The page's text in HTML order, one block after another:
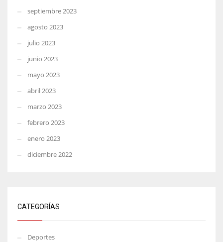
septiembre 2023
agosto 2023
julio 2023
junio 2023
mayo 2023
abril 2023
marzo 2023
febrero 2023
enero 2023
diciembre 2022
CATEGORÍAS
Deportes